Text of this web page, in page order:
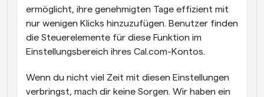
ermöglicht, ihre genehmigten Tage effizient mit
nur wenigen Klicks hinzuzufügen. Benutzer finden
die Steuerelemente für diese Funktion im
Einstellungsbereich ihres Cal.com-Kontos.
Wenn du nicht viel Zeit mit diesen Einstellungen
verbringst, mach dir keine Sorgen. Wir haben ein